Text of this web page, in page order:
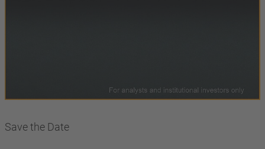
Save the Date